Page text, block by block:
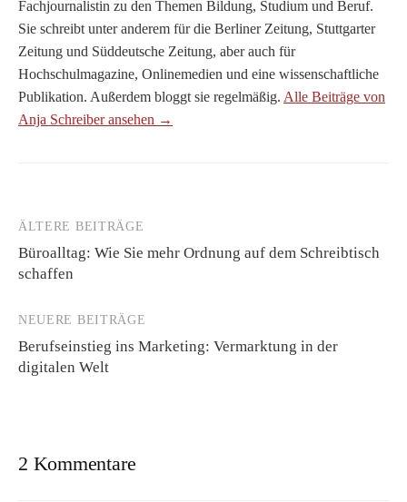
Fachjournalistin zu den Themen Bildung, Studium und Beruf.
Sie schreibt unter anderem für die Berliner Zeitung, Stuttgarter
Zeitung und Süddeutsche Zeitung, aber auch für
Hochschulmagazine, Onlinemedien und eine wissenschaftliche
Publikation. Außerdem bloggt sie regelmäßig. Alle Beiträge von
Anja Schreiber ansehen →
Beitragsnavigation
ÄLTERE BEITRÄGE
Büroalltag: Wie Sie mehr Ordnung auf dem Schreibtisch
schaffen
NEUERE BEITRÄGE
Berufseinstieg ins Marketing: Vermarktung in der
digitalen Welt
2 Kommentare